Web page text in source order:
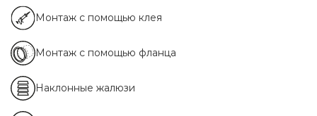
Монтаж с помощью клея
Монтаж с помощью фланца
Наклонные жалюзи